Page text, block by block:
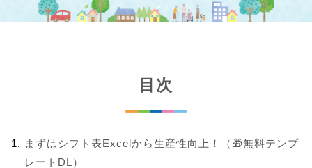
目次
まずはシフト表Excelから生産性向上！（🎁無料テンプ
レートDL）